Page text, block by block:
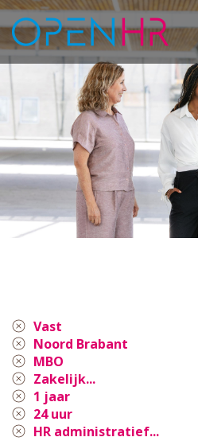
Vast
Noord Brabant
MBO
Zakelijk...
1 jaar
24 uur
HR administratief...